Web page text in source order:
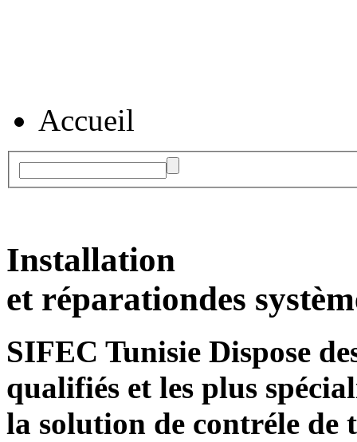
Accueil
Installation
et réparationdes
SIFEC Tunisie Dispose
qualifiés et les plus
la solution de contréle de